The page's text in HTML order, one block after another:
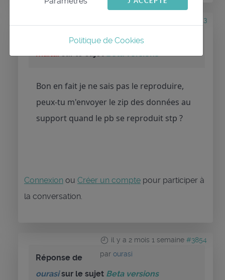
#3853
Réponse de
maitaisur le sujetBeta versions
Bon en fait je ne sais pas le reproduire,
peux-tu m'envoyer le zip des données au
support quand le pb se reproduit stp ?
Connexion ou Créer un compte pour participer à
la conversation.
il y a 2 mois 1 semaine #3854
par ourasi
Réponse de
ourasisur le sujet Beta versions
Politique de Cookies